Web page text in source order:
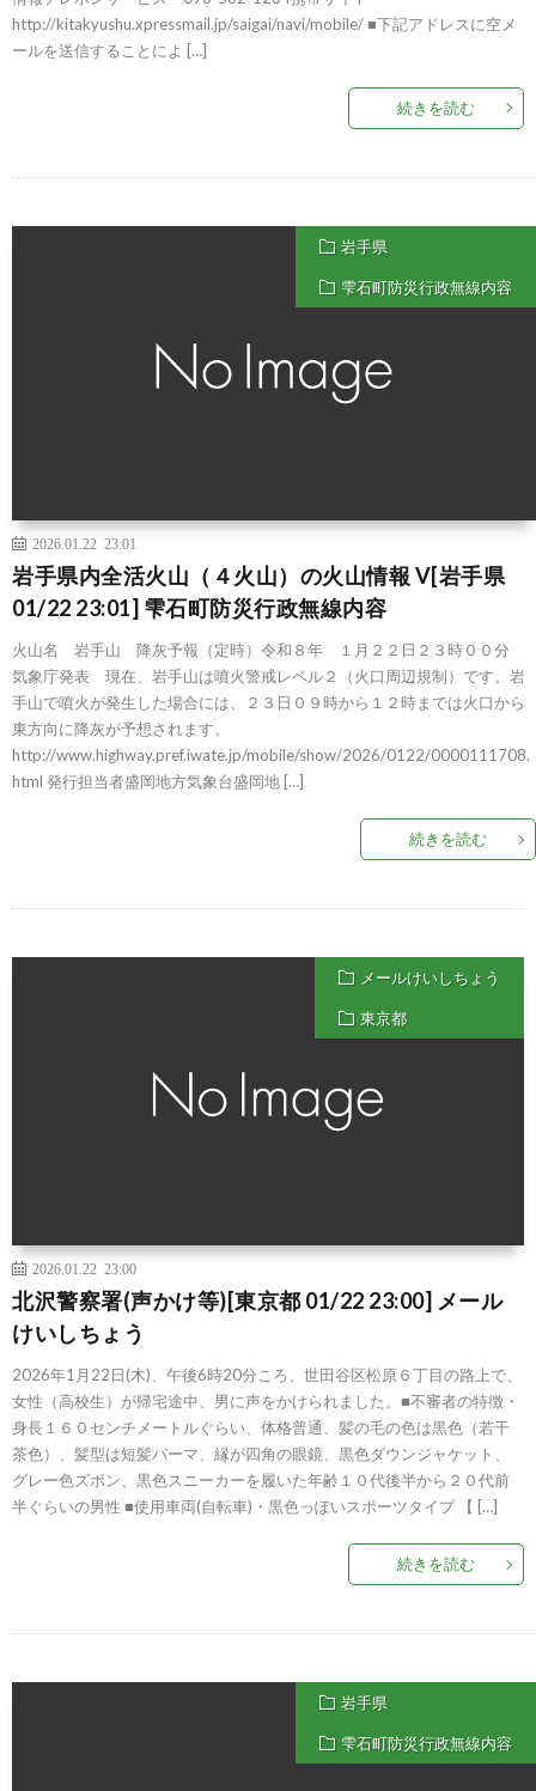
http://kitakyushu.xpressmail.jp/saigai/navi/mobile/ ■下記アドレスに空メ
ールを送信することによ […]
続きを読む
岩手県
雫石町防災行政無線内容
2026.01.22 23:01
岩手県内全活火山（４火山）の火山情報 V[岩手県
01/22 23:01] 雫石町防災行政無線内容
火山名 岩手山 降灰予報（定時）令和８年 １月２２日２３時００分
気象庁発表 現在、岩手山は噴火警戒レベル２（火口周辺規制）です。岩
手山で噴火が発生した場合には、２３日０９時から１２時までは火口から
東方向に降灰が予想されます。
http://www.highway.pref.iwate.jp/mobile/show/2026/0122/0000111708.
html 発行担当者盛岡地方気象台盛岡地 […]
続きを読む
メールけいしちょう
東京都
2026.01.22 23:00
北沢警察署(声かけ等)[東京都 01/22 23:00] メール
けいしちょう
2026年1月22日(木)、午後6時20分ころ、世田谷区松原６丁目の路上で、
女性（高校生）が帰宅途中、男に声をかけられました。■不審者の特徴・
身長１６０センチメートルぐらい、体格普通、髪の毛の色は黒色（若干
茶色）、髪型は短髪パーマ、縁が四角の眼鏡、黒色ダウンジャケット、
グレー色ズボン、黒色スニーカーを履いた年齢１０代後半から２０代前
半ぐらいの男性 ■使用車両(自転車)・黒色っぽいスポーツタイプ 【 […]
続きを読む
岩手県
雫石町防災行政無線内容